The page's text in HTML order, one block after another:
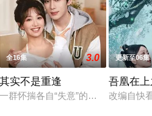
英国牛津，麦香通过视频向米良
全16集 3.0
其实不是重逢
一群怀揣各自“失意”的年轻人，在沿
更新至06集
吾凰在
改编自快